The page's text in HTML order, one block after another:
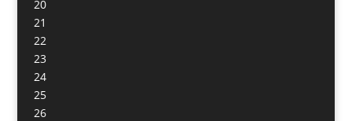
20
21
22
23
24
25
26